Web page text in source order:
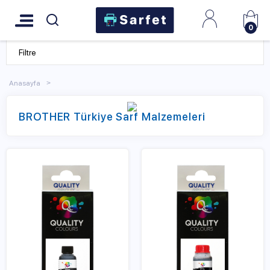
0
Filtre
Anasayfa
BROTHER Türkiye Sarf Malzemeleri
aracılığıyla çalışır.
Uzun süre kullanıma bağlı olarak değiştirilecek ya da
yenilenecek olan Brother mürekkep gibi yazıcı sarf
malzemeleri muhakkak orijinal olarak satın alınmalıdır.
Yazıcının yüksek kalitede baskı yapabilmesi ve tüm ürünlerinin
sorunsuz çalışması için Brother yazıcı mürekkebi, Brother
temizleme solüsyonu gibi ürünlerin orijinalleri tercih
edilmelidir.
Sarfet.com üzerinden Brother yazıcı kartuş dahil pek çok
yazıcı sarf malzemesine ulaşmak mümkündür. Web sitemiz
üzerinden Brother marka cihazınıza uygun kartuş, mürekkep